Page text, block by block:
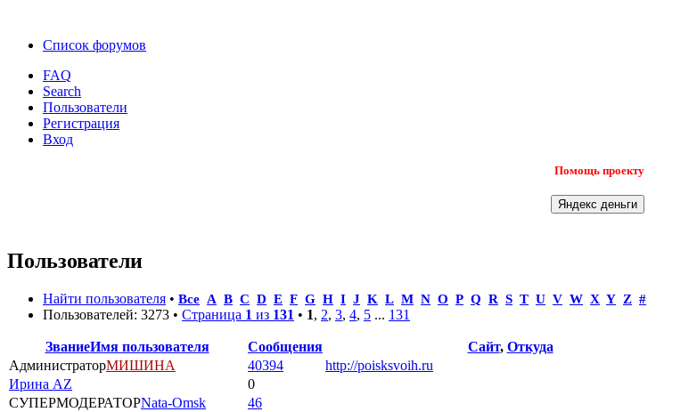
Список форумов
FAQ
Search
Пользователи
Регистрация
Вход
Помощь проекту
Пользователи
Найти пользователя • Все A B C D E F G H I J K L M N O P Q R S T U V W X Y Z #
Пользователей: 3273 • Страница 1 из 131 • 1, 2, 3, 4, 5 ... 131
ЗваниеИмя пользователя Сообщения Сайт, Откуда
АдминистраторМИШИНА 40394 http://poisksvoih.ru
Ирина AZ
0
СУПЕРМОДЕРАТОРNata-Omsk 46